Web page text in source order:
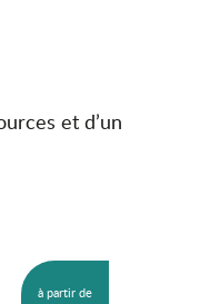
et d’un
à partir de